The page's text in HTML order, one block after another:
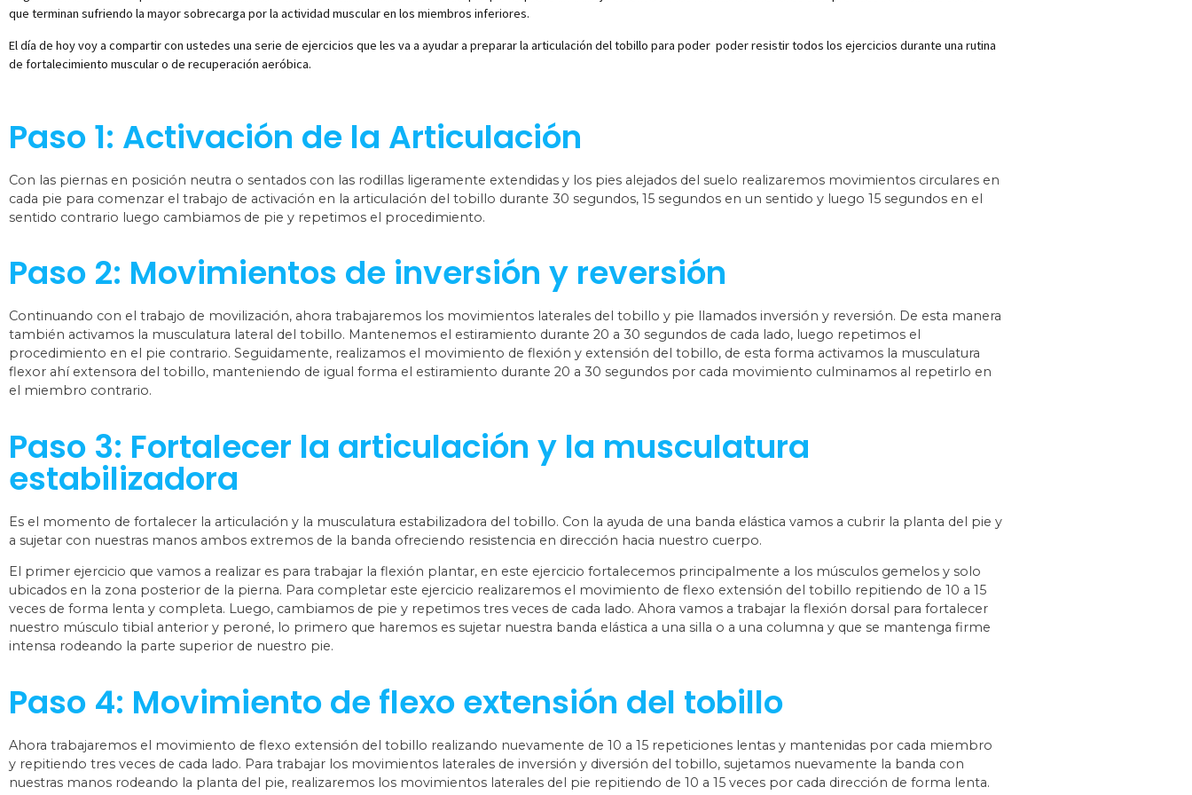
que terminan sufriendo la mayor sobrecarga por la actividad muscular en los miembros inferiores.
El día de hoy voy a compartir con ustedes una serie de ejercicios que les va a ayudar a preparar la articulación del tobillo para poder poder resistir todos los ejercicios durante una rutina
de fortalecimiento muscular o de recuperación aeróbica.
Paso 1: Activación de la Articulación
Con las piernas en posición neutra o sentados con las rodillas ligeramente extendidas y los pies alejados del suelo realizaremos movimientos circulares en
cada pie para comenzar el trabajo de activación en la articulación del tobillo durante 30 segundos, 15 segundos en un sentido y luego 15 segundos en el
sentido contrario luego cambiamos de pie y repetimos el procedimiento.
Paso 2: Movimientos de inversión y reversión
Continuando con el trabajo de movilización, ahora trabajaremos los movimientos laterales del tobillo y pie llamados inversión y reversión. De esta manera
también activamos la musculatura lateral del tobillo. Mantenemos el estiramiento durante 20 a 30 segundos de cada lado, luego repetimos el
procedimiento en el pie contrario. Seguidamente, realizamos el movimiento de flexión y extensión del tobillo, de esta forma activamos la musculatura
flexor ahí extensora del tobillo, manteniendo de igual forma el estiramiento durante 20 a 30 segundos por cada movimiento culminamos al repetirlo en
el miembro contrario.
Paso 3: Fortalecer la articulación y la musculatura
estabilizadora
Es el momento de fortalecer la articulación y la musculatura estabilizadora del tobillo. Con la ayuda de una banda elástica vamos a cubrir la planta del pie y
a sujetar con nuestras manos ambos extremos de la banda ofreciendo resistencia en dirección hacia nuestro cuerpo.
El primer ejercicio que vamos a realizar es para trabajar la flexión plantar, en este ejercicio fortalecemos principalmente a los músculos gemelos y solo
ubicados en la zona posterior de la pierna. Para completar este ejercicio realizaremos el movimiento de flexo extensión del tobillo repitiendo de 10 a 15
veces de forma lenta y completa. Luego, cambiamos de pie y repetimos tres veces de cada lado. Ahora vamos a trabajar la flexión dorsal para fortalecer
nuestro músculo tibial anterior y peroné, lo primero que haremos es sujetar nuestra banda elástica a una silla o a una columna y que se mantenga firme
intensa rodeando la parte superior de nuestro pie.
Paso 4: Movimiento de flexo extensión del tobillo
Ahora trabajaremos el movimiento de flexo extensión del tobillo realizando nuevamente de 10 a 15 repeticiones lentas y mantenidas por cada miembro
y repitiendo tres veces de cada lado. Para trabajar los movimientos laterales de inversión y diversión del tobillo, sujetamos nuevamente la banda con
nuestras manos rodeando la planta del pie, realizaremos los movimientos laterales del pie repitiendo de 10 a 15 veces por cada dirección de forma lenta.